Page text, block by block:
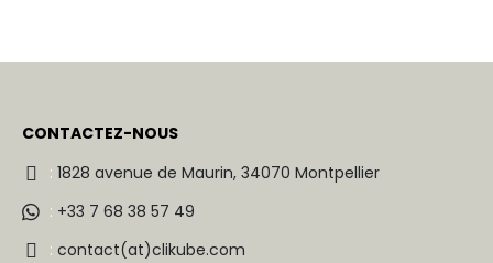
CONTACTEZ-NOUS
: 1828 avenue de Maurin, 34070 Montpellier
: +33 7 68 38 57 49
: contact(at)clikube.com